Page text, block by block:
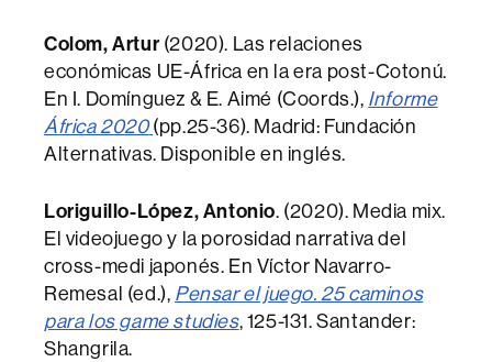
Colom, Artur (2020). Las relaciones
económicas UE-África en la era post-Cotonú.
En I. Domínguez & E. Aimé (Coords.), Informe
África 2020(pp.25-36). Madrid: Fundación
Alternativas. Disponible en inglés.
Loriguillo-López, Antonio. (2020). Media mix.
El videojuego y la porosidad narrativa del
cross-medi japonés. En Víctor Navarro-
Remesal (ed.), Pensar el juego. 25 caminos
para los game studies, 125-131. Santander:
Shangrila.